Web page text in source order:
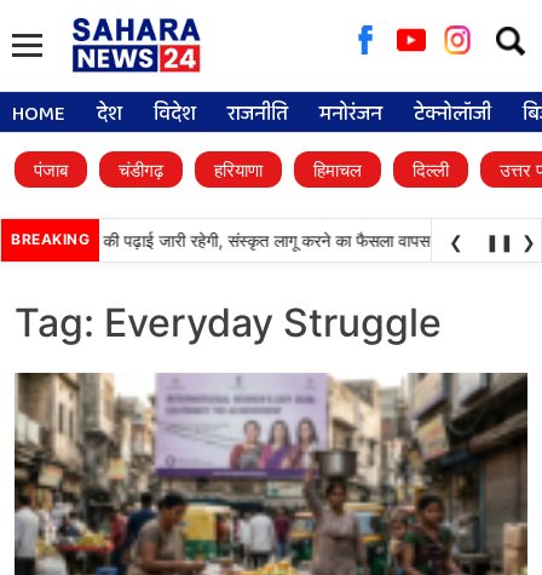
for:
HOME देश विदेश राजनीति मनोरंजन टेक्नोलॉजी
पंजाब चंडीगढ़ हरियाणा हिमाचल दिल्ली उत्तर
BREAKING
स्कूलों में पंजाबी की पढ़ाई जारी रहेगी, संस्कृत लागू करने का फैसला वापस श्री गुरु
❮ ❚❚ ❯
Tag: Everyday Struggle